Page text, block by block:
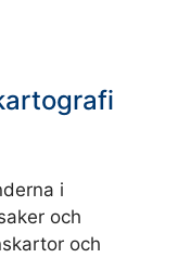
i
och
och